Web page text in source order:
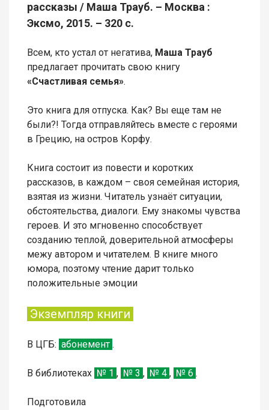
рассказы / Маша Трауб. – Москва :
Эксмо, 2015. – 320 с.
Всем, кто устал от негатива, Маша Трауб
предлагает прочитать свою книгу
«Счастливая семья».
Это книга для отпуска. Как? Вы еще там не
были?! Тогда отправляйтесь вместе с героями
в Грецию, на остров Корфу.
Книга состоит из повести и коротких
рассказов, в каждом – своя семейная история,
взятая из жизни. Читатель узнаёт ситуации,
обстоятельства, диалоги. Ему знакомы чувства
героев. И это мгновенно способствует
созданию теплой, доверительной атмосферы
межу автором и читателем. В книге много
юмора, поэтому чтение дарит только
положительные эмоции
Экземпляр книги
В ЦГБ: абонемент .
В библиотеках № 1 , № 3 , № 4 , № 6 .
Подготовила